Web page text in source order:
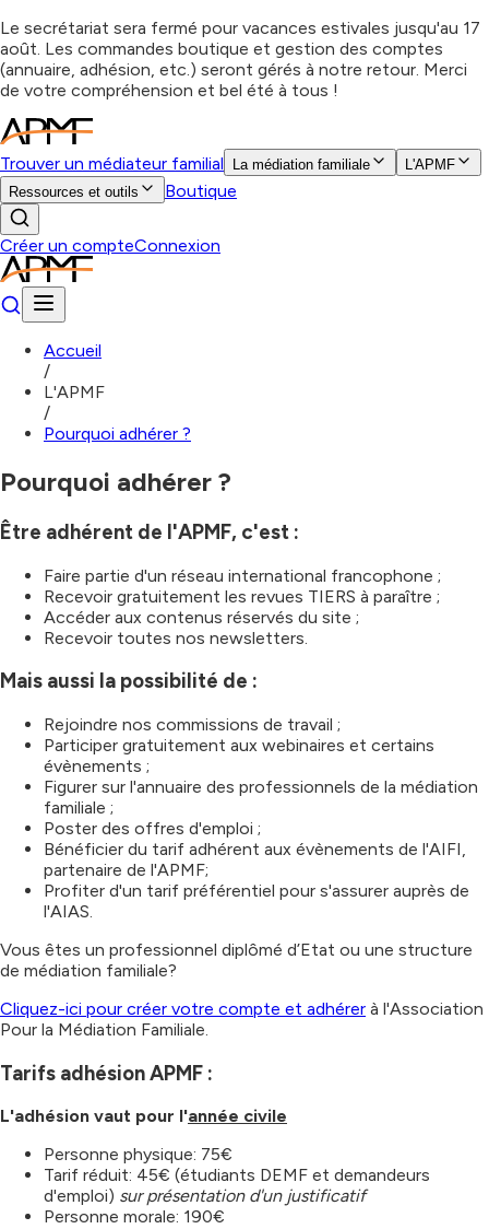
Le secrétariat sera fermé pour vacances estivales jusqu'au 17
août. Les commandes boutique et gestion des comptes
(annuaire, adhésion, etc.) seront gérés à notre retour. Merci
de votre compréhension et bel été à tous !
Trouver un médiateur familial La médiation familiale
L'APMF
Ressources et outils
Boutique
Créer un compteConnexion
Accueil
/
L'APMF
/
Pourquoi adhérer ?
Pourquoi adhérer ?
Être adhérent de l'APMF, c'est :
Faire partie d'un réseau international francophone ;
Recevoir gratuitement les revues TIERS à paraître ;
Accéder aux contenus réservés du site ;
Recevoir toutes nos newsletters.
Mais aussi la possibilité de :
Rejoindre nos commissions de travail ;
Participer gratuitement aux webinaires et certains
évènements ;
Figurer sur l'annuaire des professionnels de la médiation
familiale ;
Poster des offres d'emploi ;
Bénéficier du tarif adhérent aux évènements de l'AIFI,
partenaire de l'APMF;
Profiter d'un tarif préférentiel pour s'assurer auprès de
l'AIAS.
Vous êtes un professionnel diplômé d’Etat ou une structure
de médiation familiale?
Cliquez-ici pour créer votre compte et adhérer à l'Association
Pour la Médiation Familiale.
Tarifs adhésion APMF :
L'adhésion vaut pour l'année civile
Personne physique: 75€
Tarif réduit: 45€ (étudiants DEMF et demandeurs
d'emploi) sur présentation d'un justificatif
Personne morale: 190€